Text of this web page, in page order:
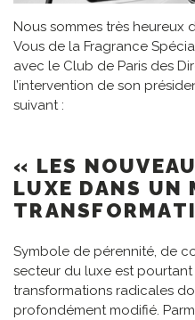
Nous sommes très heureux
Vous de la Fragrance
avec le Club de Paris des
l’intervention de son
suivant :
« LES
LUXE DANS UN
Symbole de pérennité, de
secteur du luxe est pourtant
transformations radicales
profondément modifié.